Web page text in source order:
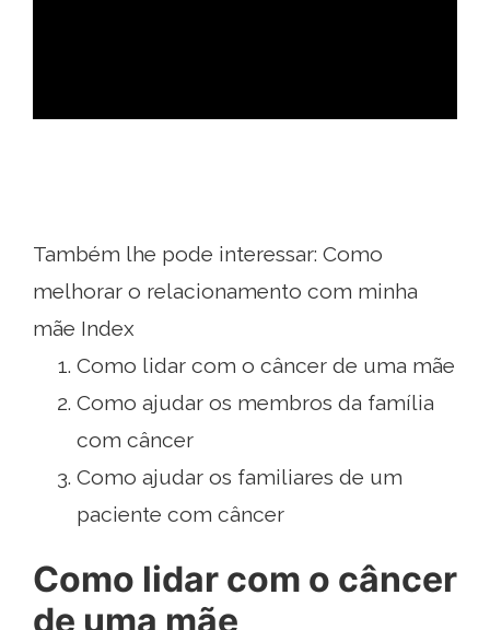
Também lhe pode interessar: Como
melhorar o relacionamento com minha
mãe Index
Como lidar com o câncer de uma mãe
Como ajudar os membros da família
com câncer
Como ajudar os familiares de um
paciente com câncer
Como lidar com o câncer
de uma mãe